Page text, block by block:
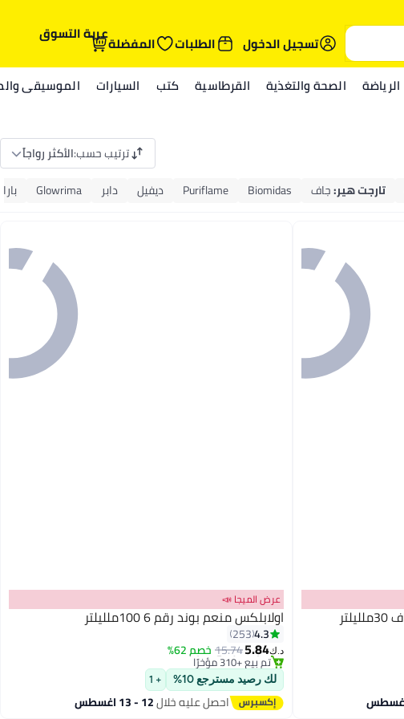
تسجيل الدخول
الطلبات المفضلةعربة التسوق
الرياضة الصحة والتغذية القرطاسية كتب السيارات الموسيقى
ترتيب حسب:الأكثر رواجاً
تارجت هير:جاف Biomidas
Puriflame ديفيل دابر Glowrima
عرض الميجا 📣
اولابلكس منعم بوند رقم 6 100ملليلتر
4.3
253
د.ك‏5.84
15.74 خصم 62%
#6 في زيت وسيروم
أقل سعر في 7 يوم
تم بيع +310 مؤخرًا
#6 في زيت وسيروم
لك رصيد مسترجع 10% + 1
احصل عليه خلال12 - 13 اغسطس